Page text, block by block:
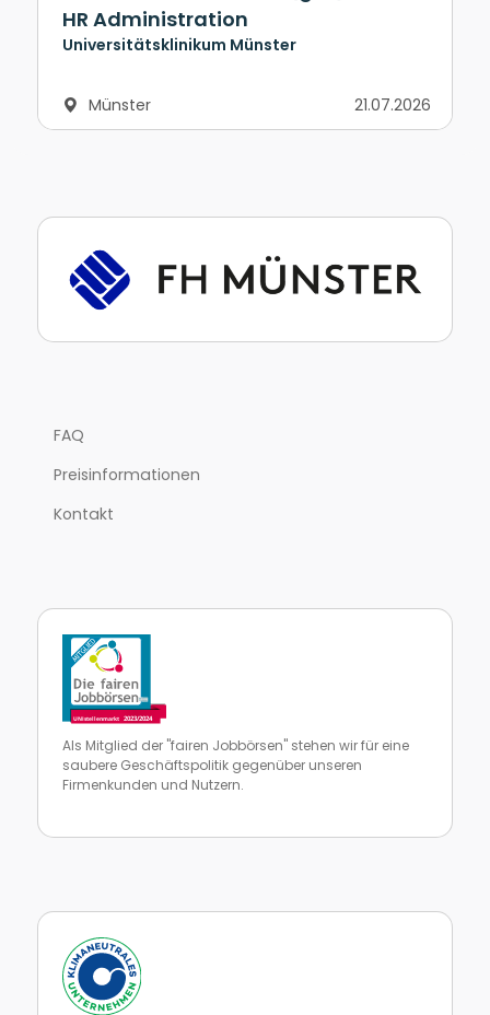
HR Administration
Universitätsklinikum Münster
Münster 21.07.2026
FAQ
Preisinformationen
Kontakt
Als Mitglied der "fairen Jobbörsen" stehen wir für eine
saubere Geschäftspolitik gegenüber unseren
Firmenkunden und Nutzern.